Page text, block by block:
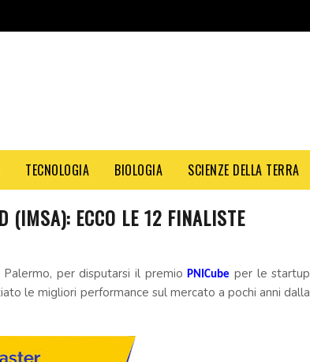
TECNOLOGIA BIOLOGIA SCIENZE DELLA TERRA
(IMSA): ECCO LE 12 FINALISTE
per disputarsi il premioPNICube per le startup
le migliori performance sul mercato a pochi anni dalla